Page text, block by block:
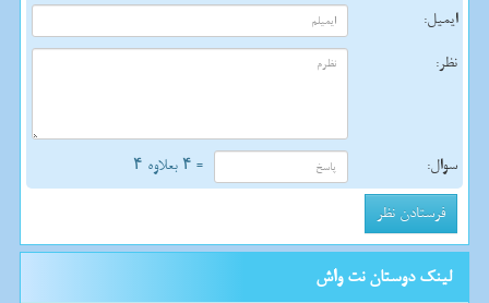
ایمیل:
نظر:
سوال: = ۴ بعلاوه ۴
لینک دوستان نت واش